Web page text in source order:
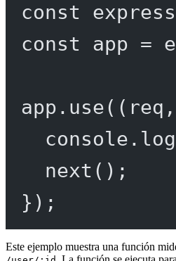
const express
const
app =
app. use(( req ,
console. log
next ();
});
Este ejemplo muestra una función